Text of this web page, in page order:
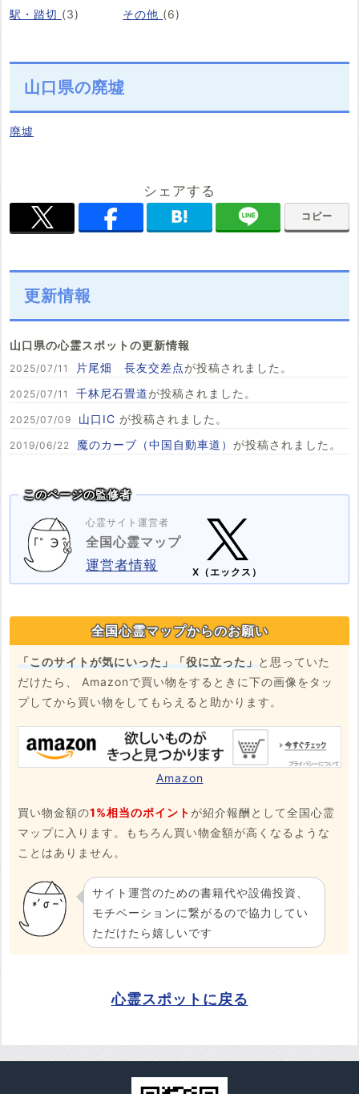
駅・踏切 (3) その他 (6)
山口県の廃墟
廃墟
シェアする
コピー
更新情報
山口県の心霊スポットの更新情報
2025/07/11 片尾畑 長友交差点が投稿されました。
2025/07/11 千林尼石畳道が投稿されました。
2025/07/09 山口IC が投稿されました。
2019/06/22 魔のカーブ（中国自動車道） が投稿されました。
このページの監修者
心霊サイト運営者
全国心霊マップ
運営者情報
X（エックス）
全国心霊マップからのお願い
「このサイトが気にいった」「役に立った」と思っていた
だけたら、 Amazonで買い物をするときに下の画像をタッ
プしてから買い物をしてもらえると助かります。
Amazon
買い物金額の1%相当のポイント が紹介報酬として全国心霊
マップに入ります。もちろん買い物金額が高くなるような
ことはありません。
サイト運営のための書籍代や設備投資、
モチベーションに繋がるので協力してい
ただけたら嬉しいです
心霊スポットに戻る